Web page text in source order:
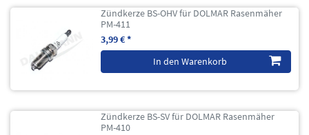
Zündkerze BS-OHV für DOLMAR Rasenmäher
PM-411
3,99 € *
In den Warenkorb
Zündkerze BS-SV für DOLMAR Rasenmäher
PM-410